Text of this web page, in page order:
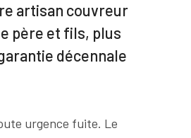
artisan couvreur
père et fils, plus
décennale
urgence fuite. Le